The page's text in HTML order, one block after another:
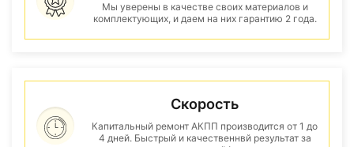
Мы уверены в качестве своих материалов и
комплектующих, и даем на них гарантию 2 года.
Скорость
Капитальный ремонт АКПП производится от 1 до
4 дней. Быстрый и качественнвй результат за